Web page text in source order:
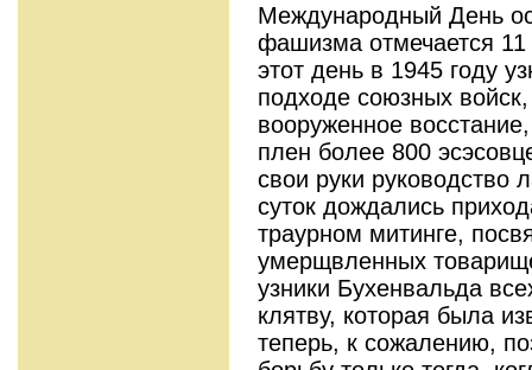
Международный День
фашизма отмечается
этот день в 1945 году
подходе союзных
вооруженное
плен более 800
свои руки руководство
суток дождались
траурном митинге,
умерщвленных
узники Бухенвальда
клятву, которая была
теперь, к сожалению,